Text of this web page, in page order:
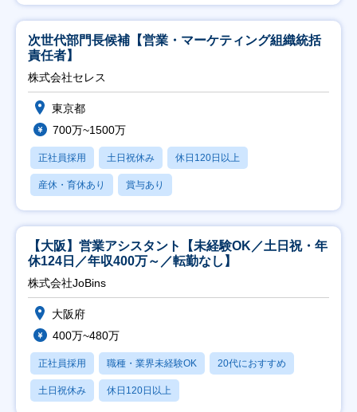
次世代部門長候補【営業・マーケティング組織統括
責任者】
株式会社セレス
東京都
700万~1500万
正社員採用 土日祝休み 休日120日以上
産休・育休あり 賞与あり
【大阪】営業アシスタント【未経験OK／土日祝・年
休124日／年収400万～／転勤なし】
株式会社JoBins
大阪府
400万~480万
正社員採用 職種・業界未経験OK 20代におすすめ
土日祝休み 休日120日以上